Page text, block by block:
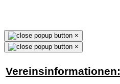
×
×
Vereinsinformationen: